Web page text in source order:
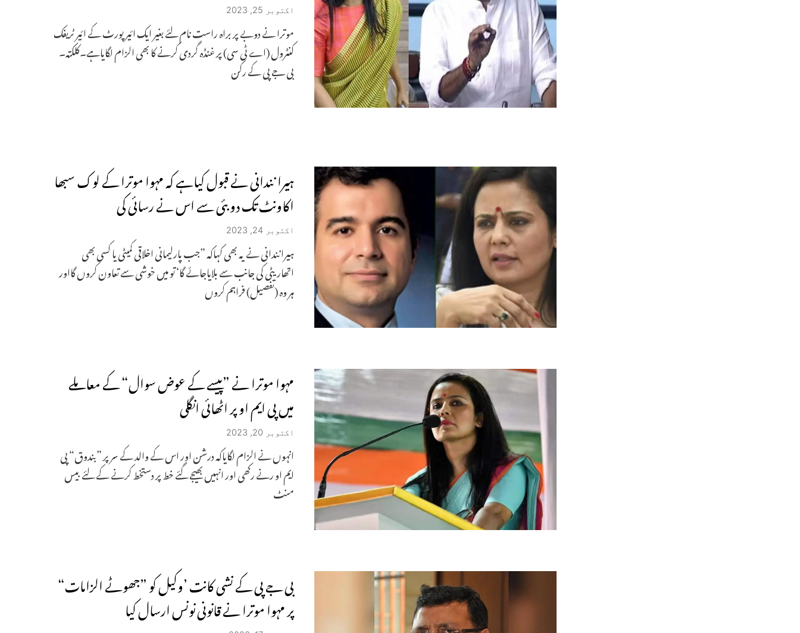
اکتوبر 25, 2023
موترا نے دوبے پر براہ راست نام لئے بغیر ایک ائیرپورٹ کے ائیر ٹریفک
کنٹرول (اے ٹی سی) پر غنڈہ گردی کرنے کا بھی الزام لگایاہے۔کلکتہ۔
بی جے پی کے رکن
ہیرا نندانی نے قبول کیاہے کہ مہوا موترا کے لوک سبھا
اکاونٹ تک دوبئی سے اس نے رسائی کی
اکتوبر 24, 2023
ہیرانندانی نے یہ بھی کہاکہ ”جب پارلیمانی اخلاقی کمیٹی یا کسی بھی
اتھاریٹی کی جانب سے بلایاجائے گا‘ تو میں خوشی سے تعاون کروں گااور
ہر وہ (تفصیل) فراہم کروں
مہوا موترا نے ”پیسے کے عوض سوال“ کے معاملے
میں پی ایم او پر اٹھائی انگلی
اکتوبر 20, 2023
انہوں نے الزام لگایاکہ درشن اور اس کے والد کے سر پر ”بندوق“ پی
ایم او رنے رکھی اور انہیں بھیجے گئے خط پر دستخط کرنے کے لئے بیس
منٹ
بی جے پی کے نشی کانت ’وکیل کو ”جھوٹے الزامات“
پر مہوا موترا نے قانونی نونس ارسال کیا